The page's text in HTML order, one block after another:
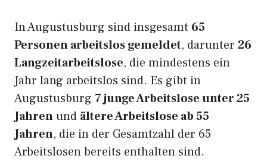
In Augustusburg sind insgesamt 65
Personen arbeitslos gemeldet, darunter 26
Langzeitarbeitslose, die mindestens ein
Jahr lang arbeitslos sind. Es gibt in
Augustusburg 7 junge Arbeitslose unter 25
Jahrenund ältere Arbeitslose ab 55
Jahren, die in der Gesamtzahl der 65
Arbeitslosen bereits enthalten sind.